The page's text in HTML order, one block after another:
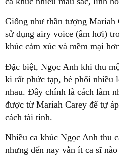
Giống như thần tượng
sử dụng airy voice (âm hơi)
khúc cảm xúc và mềm mại
Đặc biệt, Ngọc Anh khi thu
kì rất phức tạp, bè phối nhiều
nhau. Đây chính là cách làm
được từ Mariah Carey để tự
cách tài tình.
Nhiều ca khúc Ngọc Anh thu
nhưng đến nay vẫn ít ca sĩ